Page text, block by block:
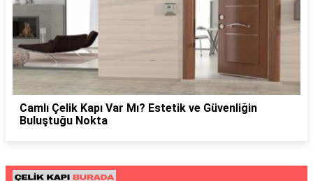
Camlı Çelik Kapı Var Mı? Estetik ve Güvenliğin
Buluştuğu Nokta